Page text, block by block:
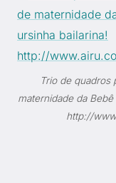
Trio de quadros
maternidade da
http://